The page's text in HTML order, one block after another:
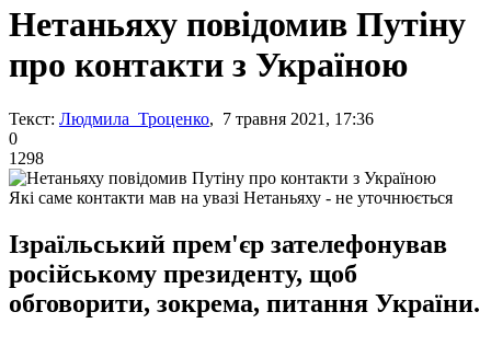
Нетаньяху повідомив Путіну
про контакти з Україною
Текст: Людмила Троценко, 7 травня 2021, 17:36
0
1298
Які саме контакти мав на увазі Нетаньяху - не уточнюється
Ізраїльський прем'єр зателефонував
російському президенту, щоб
обговорити, зокрема, питання України.